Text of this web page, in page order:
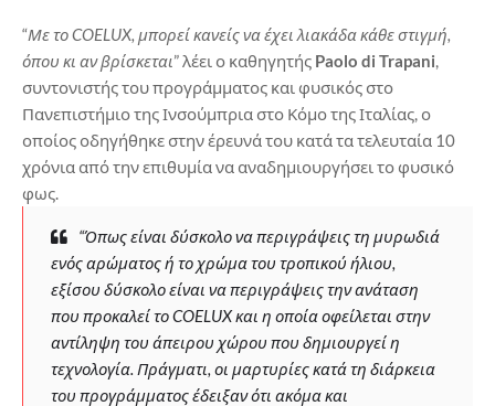
“Με το COELUX, μπορεί κανείς να έχει λιακάδα κάθε στιγμή,
όπου κι αν βρίσκεται” λέει ο καθηγητής Paolo di Trapani,
συντονιστής του προγράμματος και φυσικός στο
Πανεπιστήμιο της Ινσούμπρια στο Κόμο της Ιταλίας, ο
οποίος οδηγήθηκε στην έρευνά του κατά τα τελευταία 10
χρόνια από την επιθυμία να αναδημιουργήσει το φυσικό
φως.
“Όπως είναι δύσκολο να περιγράψεις τη μυρωδιά
ενός αρώματος ή το χρώμα του τροπικού ήλιου,
εξίσου δύσκολο είναι να περιγράψεις την ανάταση
που προκαλεί το COELUX και η οποία οφείλεται στην
αντίληψη του άπειρου χώρου που δημιουργεί η
τεχνολογία. Πράγματι, οι μαρτυρίες κατά τη διάρκεια
του προγράμματος έδειξαν ότι ακόμα και